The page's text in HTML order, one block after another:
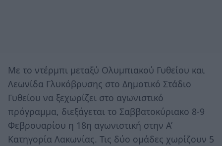
Με το ντέρμπι μεταξύ Ολυμπιακού Γυθείου και
Λεωνίδα Γλυκόβρυσης στο Δημοτικό Στάδιο
Γυθείου να ξεχωρίζει στο αγωνιστικό
πρόγραμμα, διεξάγεται το Σαββατοκύριακο 8-9
Φεβρουαρίου η 18η αγωνιστική στην Α’
Κατηγορία Λακωνίας. Τις δύο ομάδες χωρίζουν 5